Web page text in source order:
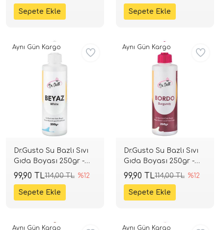
Dr.Gusto Su Bazlı Sıvı
Gıda Boyası 250gr -
Beyaz
114,00 TL %12
99,90 TL
Aynı Gün Kargo
Dr.Gusto Su Bazlı Sıvı
Gıda Boyası 250gr -
Bordo
114,00 TL %12
99,90 TL
Aynı Gün Kargo
Aynı Gün Kargo Aynı Gün Kargo